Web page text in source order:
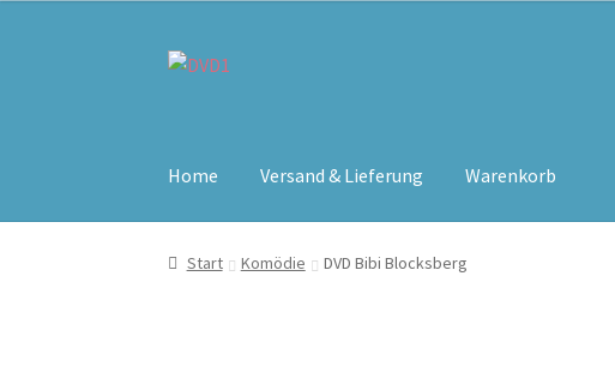
Zur
Zum
Home Versand & Lieferung Warenkorb
Start Komödie DVD Bibi Blocksberg